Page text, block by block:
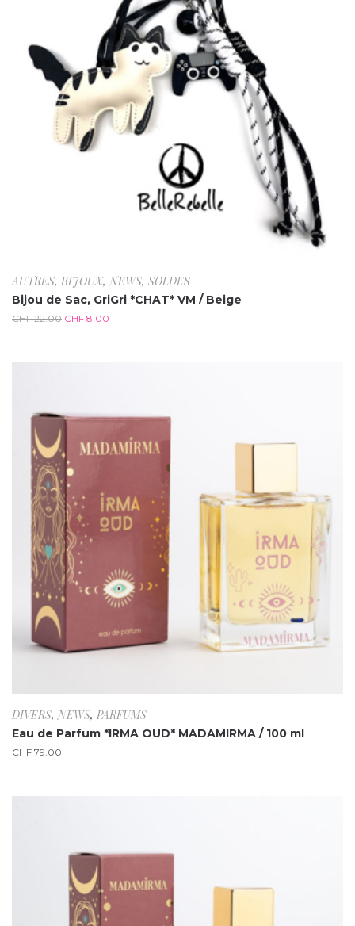
AUTRES, BIJOUX,NEWS, SOLDES
Bijou de Sac, GriGri *CHAT* VM / Beige
CHF22.00 CHF 8.00
DIVERS,NEWS, PARFUMS
Eau de Parfum *IRMA OUD* MADAMIRMA / 100 ml
CHF 79.00